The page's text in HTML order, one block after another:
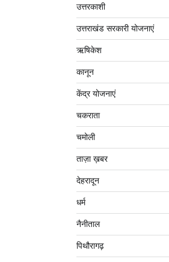
उत्तरकाशी
उत्तराखंड सरकारी योजनाएं
ऋषिकेश
कानून
केंद्र योजनाएं
चकराता
चमोली
ताज़ा ख़बर
देहरादून
धर्म
नैनीताल
पिथौरागढ़